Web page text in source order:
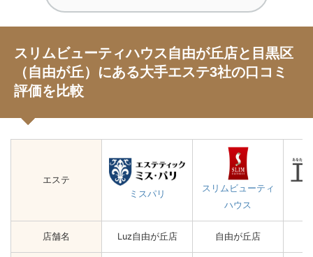
スリムビューティハウス自由が丘店と目黒区
（自由が丘）にある大手エステ3社の口コミ
評価を比較
エステ
ミスパリ
スリムビューティ
ハウス
店舗名 Luz自由が丘店 自由が丘店